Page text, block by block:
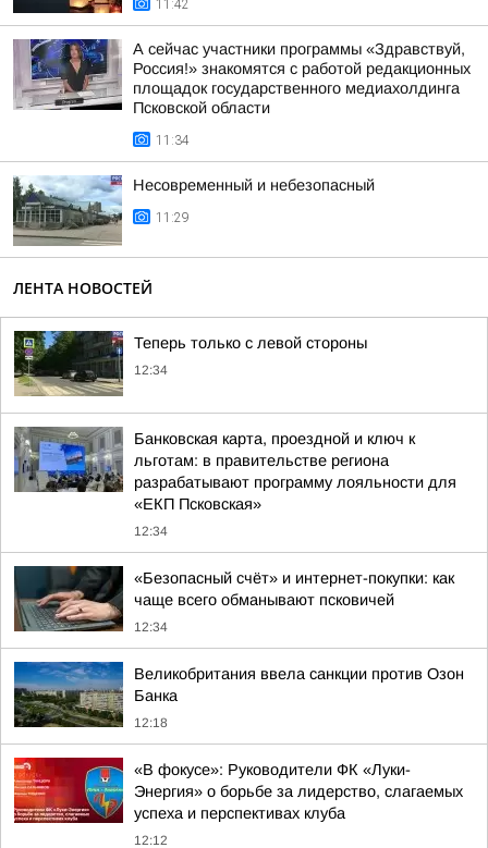
11:42
А сейчас участники программы «Здравствуй,
Россия!» знакомятся с работой редакционных
площадок государственного медиахолдинга
Псковской области
11:34
Несовременный и небезопасный
11:29
ЛЕНТА НОВОСТЕЙ
Теперь только с левой стороны
12:34
Банковская карта, проездной и ключ к
льготам: в правительстве региона
разрабатывают программу лояльности для
«ЕКП Псковская»
12:34
«Безопасный счёт» и интернет-покупки: как
чаще всего обманывают псковичей
12:34
Великобритания ввела санкции против Озон
Банка
12:18
«В фокусе»: Руководители ФК «Луки-
Энергия» о борьбе за лидерство, слагаемых
успеха и перспективах клуба
12:12